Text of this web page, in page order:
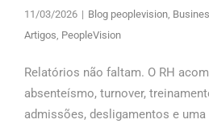
11/03/2026 | Blog peoplevision,
Artigos, PeopleVision
Relatórios não faltam. O RH
absenteísmo, turnover,
admissões, desligamentos e